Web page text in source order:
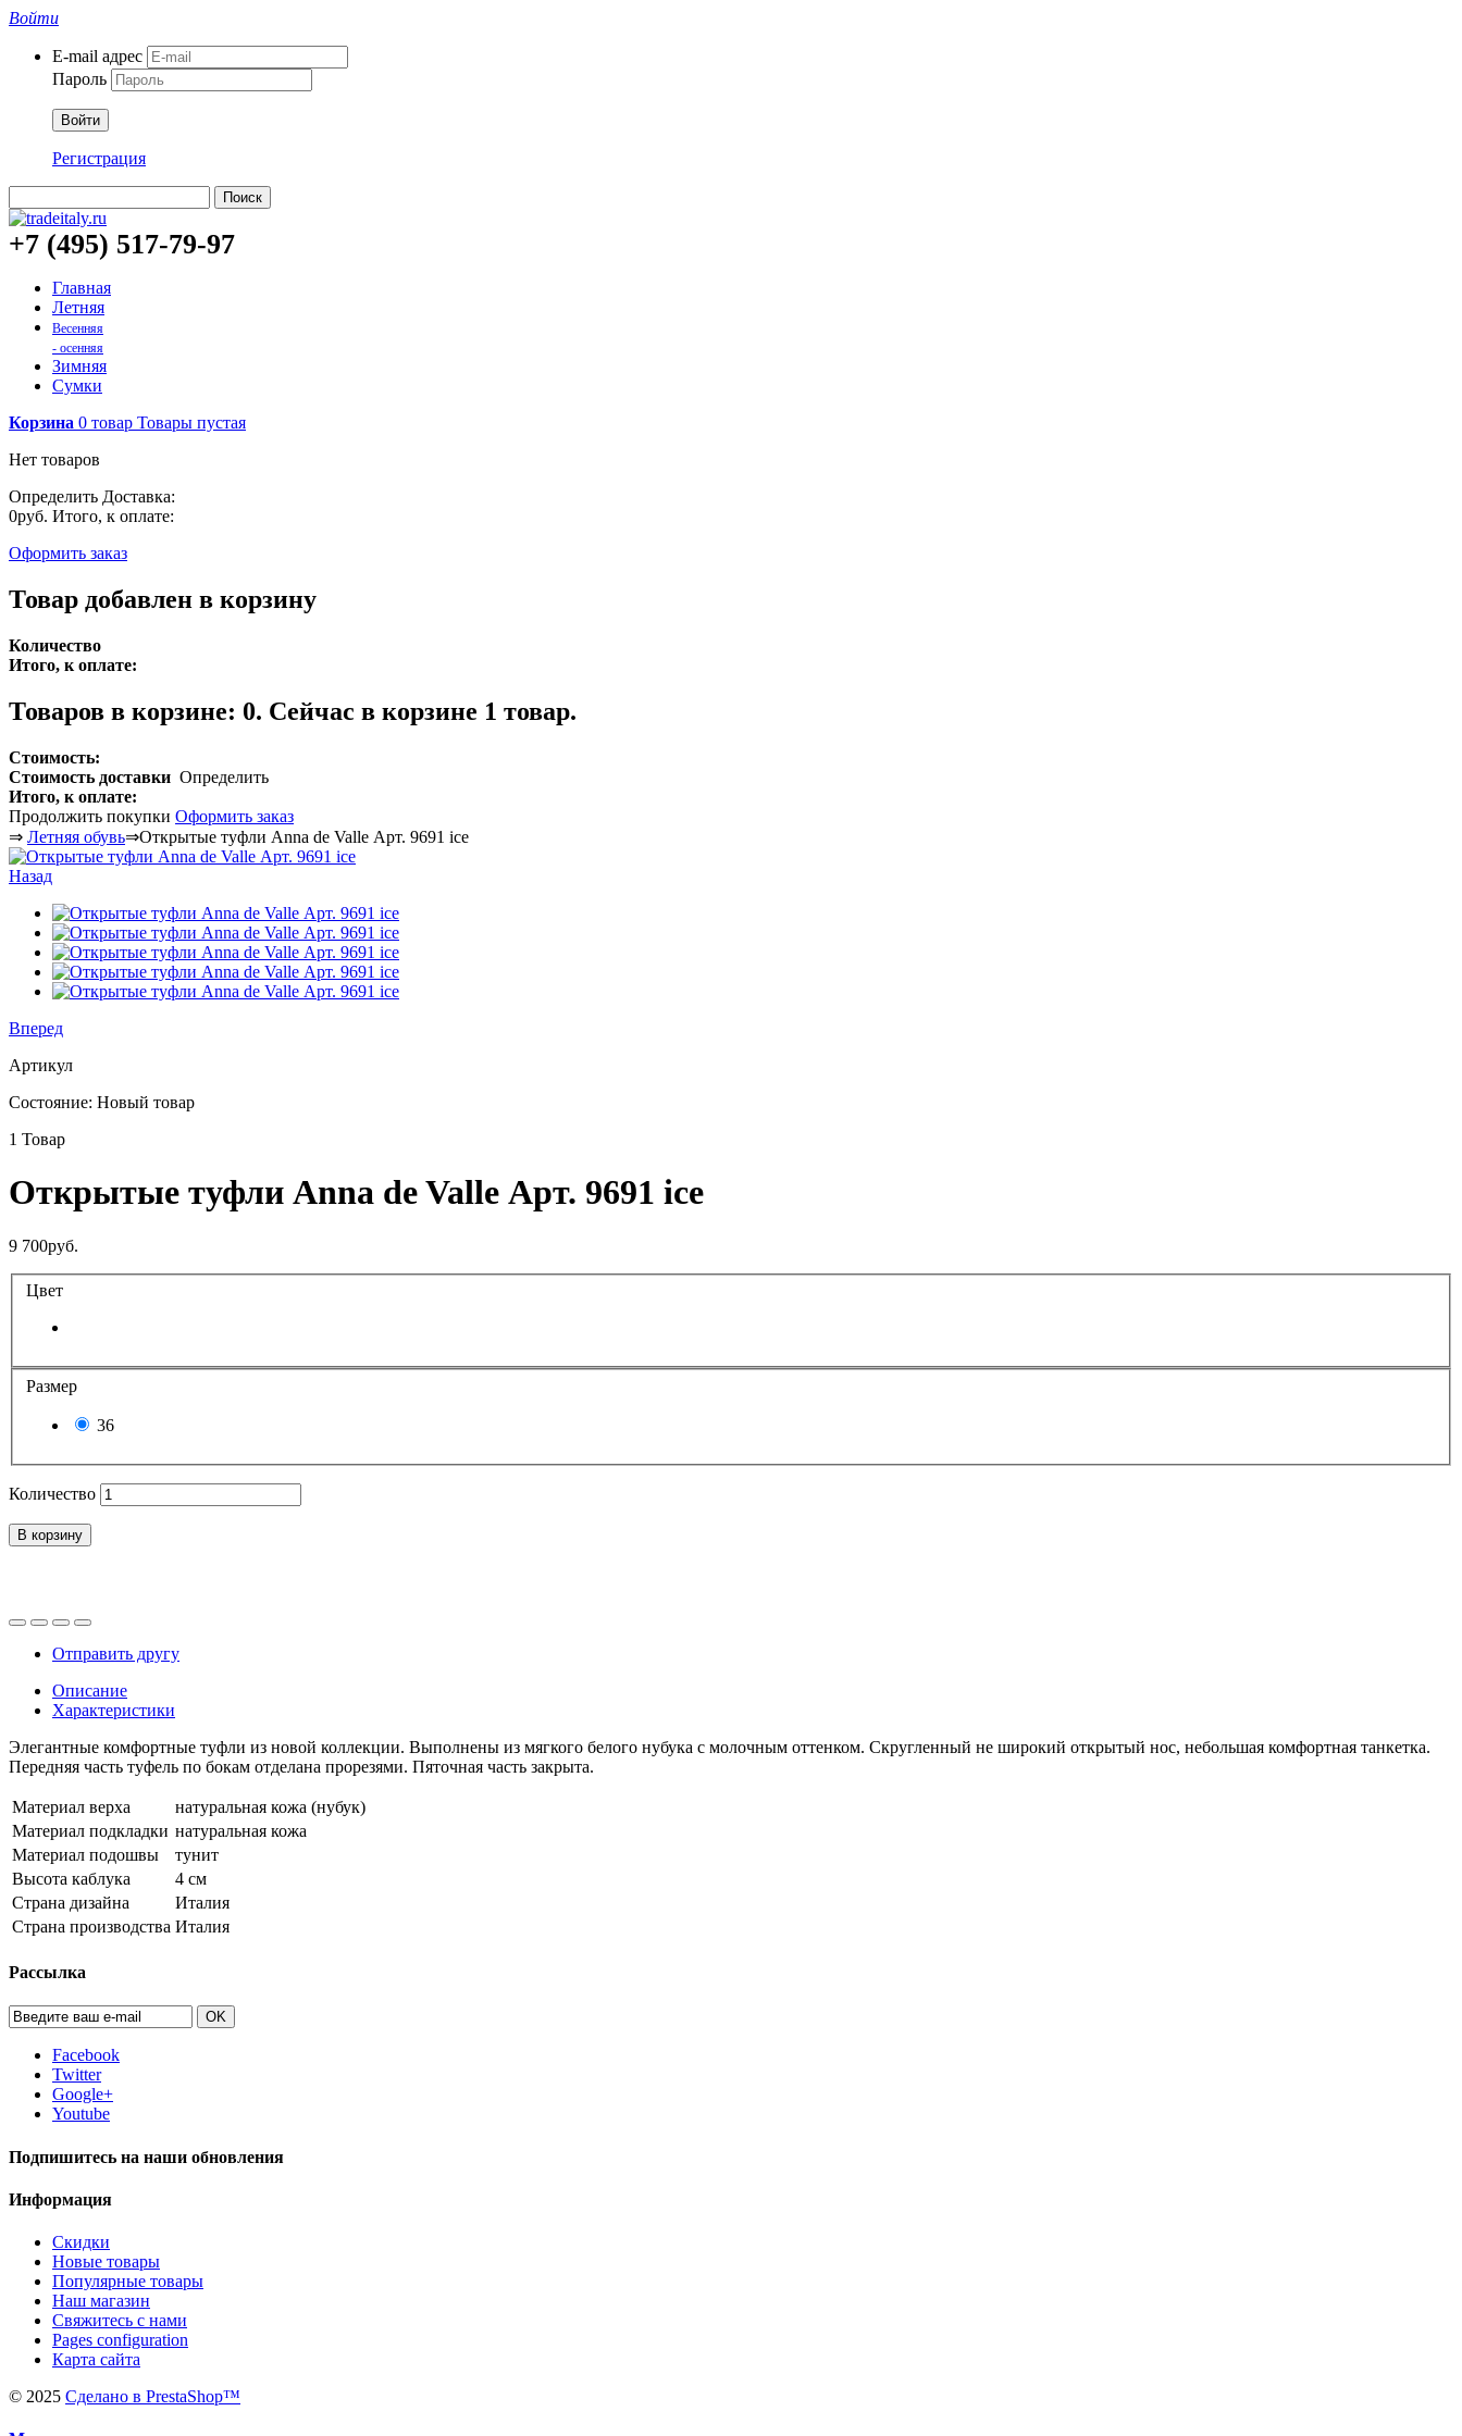
Войти
E-mail адрес
Пароль
Войти
Регистрация
Поиск
+7 (495) 517-79-97
Главная
Летняя
Весенняя
- осенняя
Зимняя
Сумки
Корзина 0 товар Товары пустая
Нет товаров
Определить Доставка:
0руб. Итого, к оплате:
Оформить заказ
Товар добавлен в корзину
Количество
Итого, к оплате:
Товаров в корзине: 0. Сейчас в корзине 1 товар.
Стоимость:
Стоимость доставки Определить
Итого, к оплате:
Продолжить покупки Оформить заказ
⇒ Летняя обувь⇒Открытые туфли Anna de Valle Арт. 9691 ice
Назад
Вперед
Артикул
Состояние: Новый товар
1 Товар
Открытые туфли Anna de Valle Арт. 9691 ice
9 700руб.
Цвет
Размер
36
Количество
В корзину
Отправить другу
Описание
Характеристики
Элегантные комфортные туфли из новой коллекции. Выполнены из мягкого белого нубука с молочным оттенком. Скругленный не широкий открытый нос, небольшая комфортная танкетка.
Передняя часть туфель по бокам отделана прорезями. Пяточная часть закрыта.
Материал верха
натуральная кожа (нубук)
Материал подкладки натуральная кожа
Материал подошвы
тунит
Высота каблука
4 см
Страна дизайна
Италия
Страна производства Италия
Рассылка
OK
Facebook
Twitter
Google+
Youtube
Подпишитесь на наши обновления
Информация
Скидки
Новые товары
Популярные товары
Наш магазин
Свяжитесь с нами
Pages configuration
Карта сайта
© 2025 Сделано в PrestaShop™